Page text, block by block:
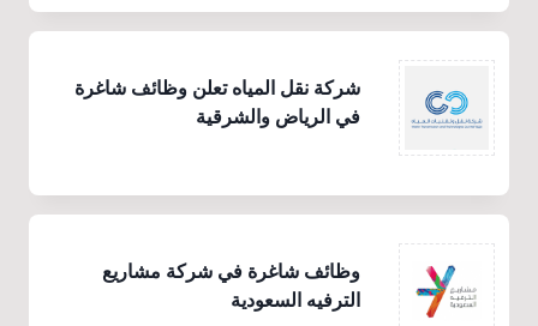
شركة نقل المياه تعلن وظائف شاغرة
في الرياض والشرقية
وظائف شاغرة في شركة مشاريع
الترفيه السعودية